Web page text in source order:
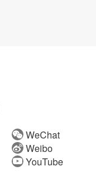
WeChat
Weibo
YouTube